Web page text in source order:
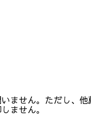
ません。ただし、
ません。